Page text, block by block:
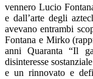
vennero Lucio
e dall’arte degli
avevano entrambi
Fontana e Mirko
anni Quaranta “Il
disinteresse
e un rinnovato e